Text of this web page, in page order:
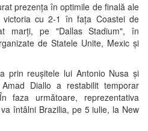
prezența în optimile de finală ale
victoria cu 2-1 în fața Coastei de
marți, pe "Dallas Stadium", în
de Statele Unite, Mexic și
prin reușitele lui Antonio Nusa și
Diallo a restabilit temporar
faza următoare, reprezentativa
întâlni Brazilia, pe 5 iulie, la New